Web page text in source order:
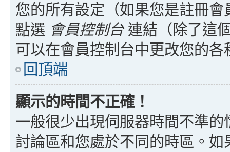
您的所有設定（如果您是註冊
點選 會員控制台連結（除了這
可以在會員控制台中更改您的各
回頂端
顯示的時間不正確！
一般很少出現伺服器時間不準
討論區和您處於不同的時區。